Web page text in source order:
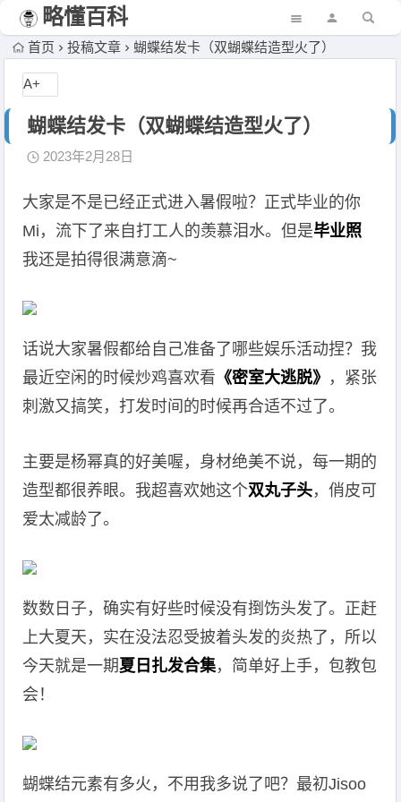
略懂百科
首页 投稿文章 蝴蝶结发卡（双蝴蝶结造型火了）
蝴蝶结发卡（双蝴蝶结造型火了）
2023年2月28日
大家是不是已经正式进入暑假啦？正式毕业的你
Mi，流下了来自打工人的羡慕泪水。但是毕业照
我还是拍得很满意滴~
话说大家暑假都给自己准备了哪些娱乐活动捏？我
最近空闲的时候炒鸡喜欢看 《密室大逃脱》 ，紧张
刺激又搞笑，打发时间的时候再合适不过了。
主要是杨幂真的好美喔，身材绝美不说，每一期的
造型都很养眼。我超喜欢她这个双丸子头，俏皮可
爱太减龄了。
数数日子，确实有好些时候没有捯饬头发了。正赶
上大夏天，实在没法忍受披着头发的炎热了，所以
今天就是一期夏日扎发合集，简单好上手，包教包
会！
蝴蝶结元素有多火，不用我多说了吧？最初Jisoo
A+